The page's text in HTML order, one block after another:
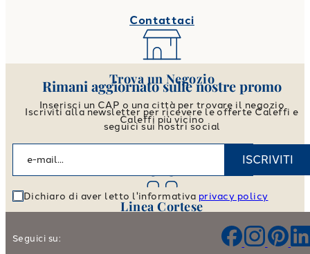
Contattaci
Trova un Negozio
Inserisci un CAP o una città per trovare il negozio
Caleffi più vicino
Vai allo store locator
Linea Cortese
Aiutaci a migliorare i nostri prodotti e il nostro servizio
Rimani aggiornato sulle nostre promo
Iscriviti alla newsletter per ricevere le offerte Caleffi e
seguici sui nostri social
ISCRIVITI
Dichiaro di aver letto l'informativa privacy policy
Seguici su: